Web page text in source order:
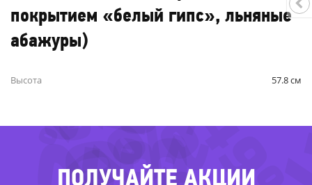
покрытием «белый гипс», льняные
абажуры)
Высота 57.8 см
ПОЛУЧАЙТЕ АКЦИИ
-72%
-51%